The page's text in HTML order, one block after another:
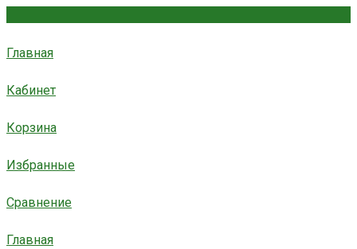
Главная
Кабинет
Корзина
Избранные
Сравнение
Главная